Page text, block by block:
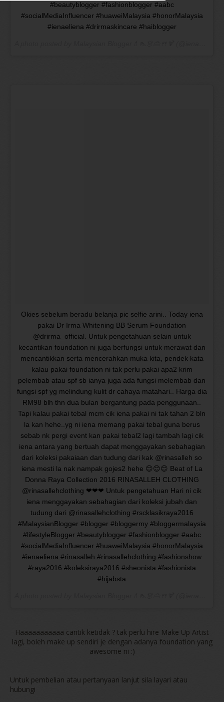
#beautyblogger #fashionblogger #aabc
#socialMediaInfluencer #huaweiMalaysia #honorMalaysia
#ienaeliena #drirmaskincare #haiblogger
Okies sebelum beradu belanja pic selfie arini.. Today iena
pakai Dr Irma Whitening BB Serum Foundation
@drirma_official. Untuk pengetahuan selain untuk
kecantikan foundation ni juga berfungsi untuk merawat dan
mencantikkan serta mencerahkan muka kita, pendek kata
kalau pakai foundation ni tak perlu pakai apa2 krim
pelembab atau spf sb ianya juga ada fungsi melembab dan
fungsi spf yg melindung kulit dr cahaya matahari.. Harga dia
RM98 blh thn dua bulan bergantung pada penggunaan..
Tapi kalau pakai tebal mcm cik iena pakai ni tak tahan 2 bln
la kan hehe..yg ni iena memang pakai tebal guna berus
sebab nk pergi event kan pakai tebal2 lagi tambah lagi cik
iena antara yang bertuah dapat menggayakan sebahagian
dari koleksi pakaiaan dan tudung dari kak @rinasalleh so
iena mesti la nak nampak gojes2 hehe 😊😊😊 Beat of La
Donna Raya Collection 2016 RINASALLEH CLOTHING
@rinasallehclothing ❤❤❤ Untuk pengetahuan Hari ni cik
iena menggayakan sebahagian dari koleksi jubah dan
tudung dari @rinasallehclothing #rscklasikraya2016
#MalaysianBlogger #blogger #bloggermy #bloggermalaysia
#lifestyleBlogger #beautyblogger #fashionblogger #aabc
#socialMediaInfluencer #huaweiMalaysia #honorMalaysia
#ienaeliena #rinasalleh #rinasallehclothing #fashionshow
#raya2016 #koleksiraya2016 #sheonista #fashionista
#hijabsta
Haaaaaaaaaaa cantik ketidak ? tak perlu hire Make Up Artist
lagi, boleh make up sendiri je dengan adanya foundation yang
awesome ni :)
Untuk pembelian atau pertanyaan lanjut sila layari atau
hubungi